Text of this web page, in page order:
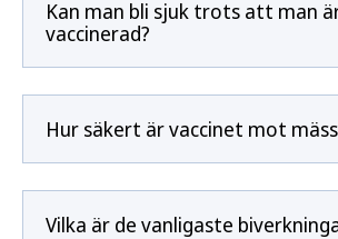
Kan man bli sjuk trots att man
vaccinerad?
Hur säkert är vaccinet mot
Vilka är de vanligaste